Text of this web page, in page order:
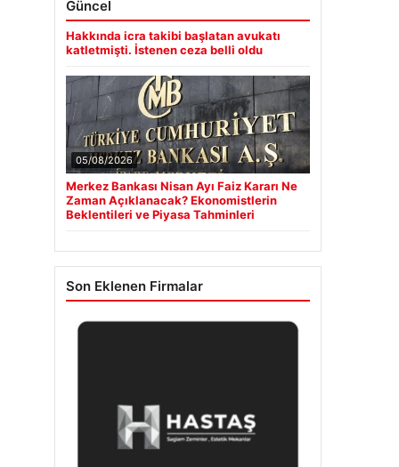
Güncel
Hakkında icra takibi başlatan avukatı
katletmişti. İstenen ceza belli oldu
05/08/2026
Merkez Bankası Nisan Ayı Faiz Kararı Ne
Zaman Açıklanacak? Ekonomistlerin
Beklentileri ve Piyasa Tahminleri
Son Eklenen Firmalar